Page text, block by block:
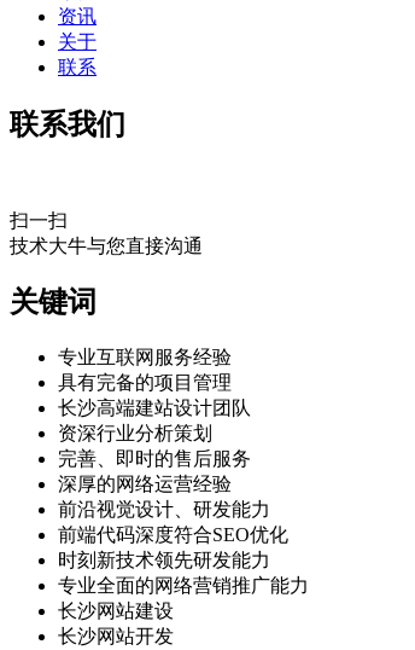
资讯
关于
联系
联系我们
扫一扫
技术大牛与您直接沟通
关键词
专业互联网服务经验
具有完备的项目管理
长沙高端建站设计团队
资深行业分析策划
完善、即时的售后服务
深厚的网络运营经验
前沿视觉设计、研发能力
前端代码深度符合SEO优化
时刻新技术领先研发能力
专业全面的网络营销推广能力
长沙网站建设
长沙网站开发